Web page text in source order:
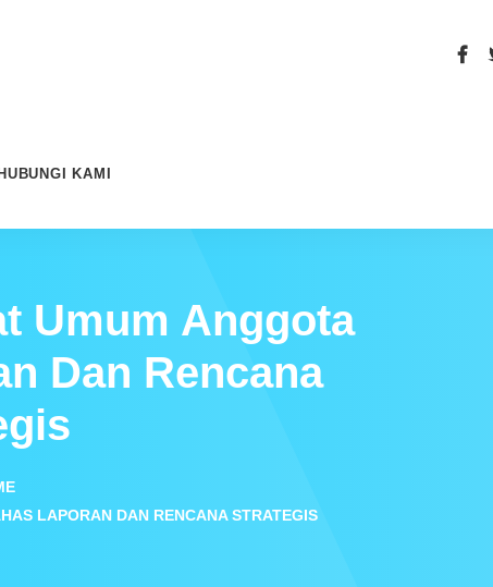
HUBUNGI KAMI
Umum Anggota
Dan Rencana
LAPORAN DAN RENCANA STRATEGIS